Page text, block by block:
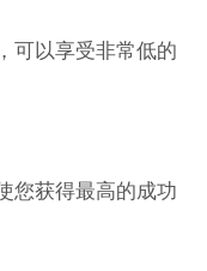
可以享受非常低的
您获得最高的成功